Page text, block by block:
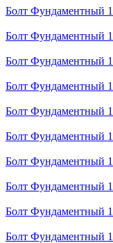
Болт Фундаментный
Болт Фундаментный
Болт Фундаментный
Болт Фундаментный
Болт Фундаментный
Болт Фундаментный
Болт Фундаментный
Болт Фундаментный
Болт Фундаментный
Болт Фундаментный